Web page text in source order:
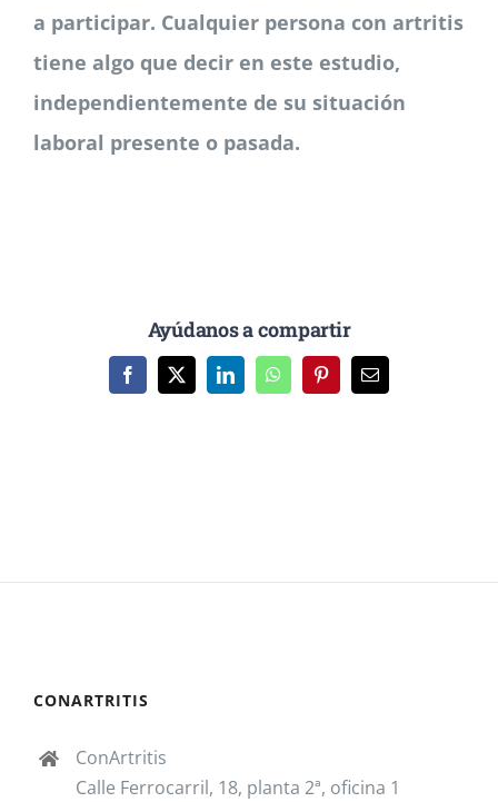
a participar. Cualquier persona con artritis
tiene algo que decir en este estudio,
independientemente de su situación
laboral presente o pasada.
Ayúdanos a compartir
Facebook
X LinkedInWhatsAppPinterestCorreo
CONARTRITIS
ConArtritis
Calle Ferrocarril, 18, planta 2ª, oficina 1